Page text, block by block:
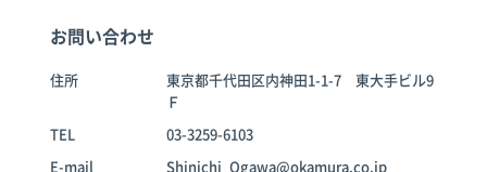
Manager
パートナー一
パートナー商
のご相談
介護施設
工場
商業施設
倉庫
お問い合わせ
住所
東京都千代田区内神田1-1-7 東大手ビル9
Ｆ
TEL 03-3259-6103
E-mail Shinichi_Ogawa@okamura.co.jp